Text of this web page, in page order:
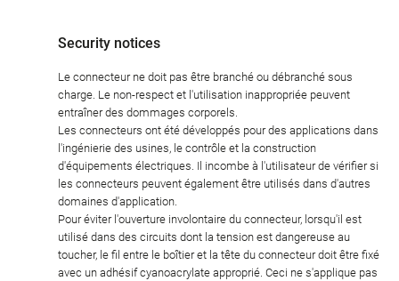
Security notices
Le connecteur ne doit pas être branché ou débranché sous
charge. Le non-respect et l'utilisation inappropriée peuvent
entraîner des dommages corporels.
Les connecteurs ont été développés pour des applications dans
l'ingénierie des usines, le contrôle et la construction
d'équipements électriques. Il incombe à l'utilisateur de vérifier si
les connecteurs peuvent également être utilisés dans d'autres
domaines d'application.
Pour éviter l'ouverture involontaire du connecteur, lorsqu'il est
utilisé dans des circuits dont la tension est dangereuse au
toucher, le fil entre le boîtier et la tête du connecteur doit être fixé
avec un adhésif cyanoacrylate approprié. Ceci ne s'applique pas